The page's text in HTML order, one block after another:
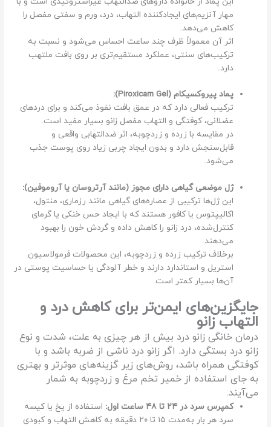
مهار آنزیم‌های ایجادکننده التهاب، درد، ورم و سفتی مفصل را
کاهش می‌دهد.
اثر آن معمولاً ظرف چند ساعت احساس می‌شود و نسبت به
ترکیب‌های سنتی، عملکرد مستقیم‌تری بر روی بافت ملتهب
دارد.
پماد پیروکسیکام (Piroxicam Gel):
ترکیب فعالی دارد که در عمق بافت نفوذ می‌کند و برای دردهای
عضلانی، کوفتگی و التهاب مفصل زانو بسیار مفید است.
در مقایسه با زرده و زردچوبه، اثر ضدالتهابی واقعی و
قابل‌سنجش دارد و بدون ایجاد چربی زیاد روی پوست جذب
می‌شود.
ژل موضعی گیاهی دارای مجوز (مانند آرتروسان یا آروموفین):
این ژل‌ها ترکیبی از عصاره‌های گیاهی مانند رزماری، منتول،
اکالیپتوس یا کافور هستند که با ایجاد حس خنکی یا گرمای
کنترل‌شده، درد زانو را کاهش داده و گردش خون را بهبود
می‌دهند.
برخلاف ترکیب زرده و زردچوبه، این محصولات فرمولاسیون
استریل و استاندارد دارند و خطر آلودگی یا حساسیت پوستی در
آن‌ها بسیار کمتر است.
جایگزین‌های ایمن‌تر برای کاهش درد و
التهاب زانو
درمان خانگی زانو درد بیش از هر چیزی به علت، شدت و نوع
زانو درد بستگی دارد. اگر زانو درد ناشی از ضربه باشد و با
کوفتگی همراه باشد، روش‌های زیر گزینه‌های موثرتر و بهتری
به جای استفاده از خمیر تخم مرغ و زردچوبه به شمار
می‌آیند.
کمپرس سرد در ۲۴ تا ۴۸ ساعت اول:
استفاده از یخ یا کیسه
سرد هر بار به‌مدت ۱۵ تا ۲۰ دقیقه به کاهش التهاب و کبودی